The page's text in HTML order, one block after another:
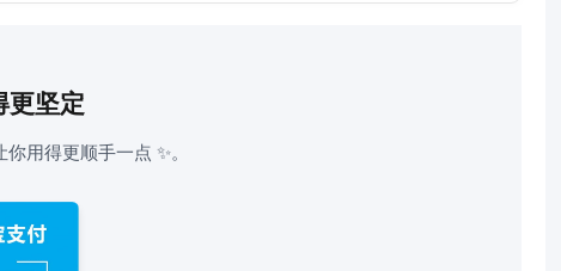
更坚定
用得更顺手一点 ✨。